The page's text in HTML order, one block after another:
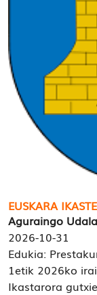
EUSKARA
Aguraingo Udala
2026-10-31
Edukia:
1etik 2026ko
Ikastarora